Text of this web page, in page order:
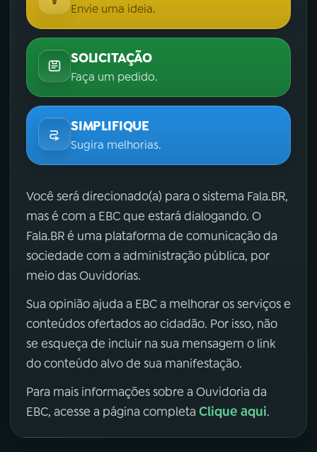
Envie uma ideia.
SOLICITAÇÃO
Faça um pedido.
SIMPLIFIQUE
Sugira melhorias.
Você será direcionado(a) para o sistema Fala.BR,
mas é com a EBC que estará dialogando. O
Fala.BR é uma plataforma de comunicação da
sociedade com a administração pública, por
meio das Ouvidorias.
Sua opinião ajuda a EBC a melhorar os serviços e
conteúdos ofertados ao cidadão. Por isso, não
se esqueça de incluir na sua mensagem o link
do conteúdo alvo de sua manifestação.
Para mais informações sobre a Ouvidoria da
EBC, acesse a página completa Clique aqui.